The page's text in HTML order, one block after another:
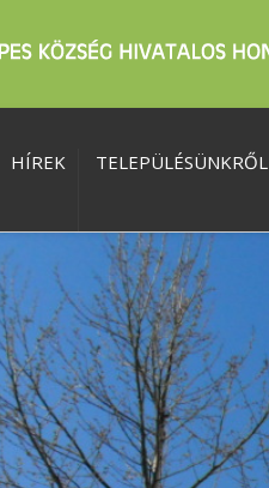
HÍREK TELEPÜLÉSÜNKRŐL